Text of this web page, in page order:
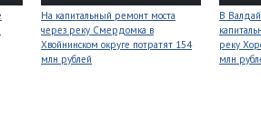
На капитальный ремонт моста
через реку Смердомка в
Хвойнинском округе потратят 154
млн рублей
В
реку
млн